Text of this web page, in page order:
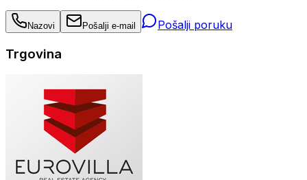
Nazovi Pošalji e-mail Pošalji poruku
Trgovina